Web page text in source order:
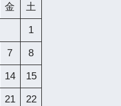
金 土
1
7 8
14 15
21 22